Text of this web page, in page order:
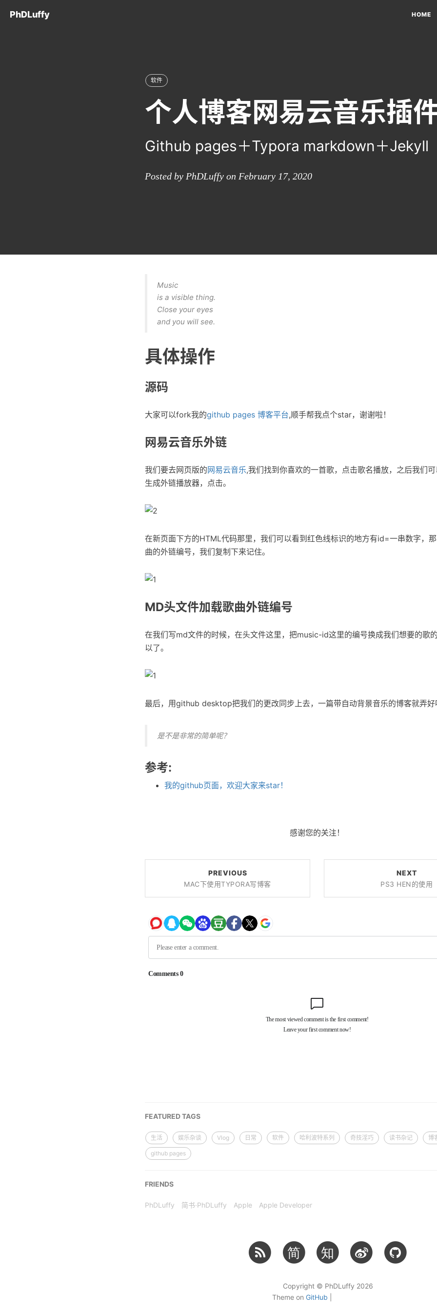
PhDLuffy HOME
软件
个人博客网易云音乐插
Github pages＋Typora markdown＋Jekyll
Posted by PhDLuffy on February 17, 2020
Music
is a visible thing.
Close your eyes
and you will see.
具体操作
源码
大家可以fork我的github pages 博客平台,顺手帮我点个star，谢谢啦！
网易云音乐外链
我们要去网页版的网易云音乐,我们找到你喜欢的一首歌，点击歌名播放，之后我们
生成外链播放器，点击。
在新页面下方的HTML代码那里，我们可以看到红色线标识的地方有id=一串数字，
曲的外链编号，我们复制下来记住。
MD头文件加载歌曲外链编号
在我们写md文件的时候，在头文件这里，把music-id这里的编号换成我们想要的歌
以了。
最后，用github desktop把我们的更改同步上去，一篇带自动背景音乐的博客就弄
是不是非常的简单呢？
参考:
我的github页面，欢迎大家来star！
感谢您的关注！
PREVIOUS
MAC下使用TYPORA写博客
NEXT
PS3 HEN的使用
FEATURED TAGS
生活 娱乐杂谈 Vlog 日常 软件 哈利波特系列 奇技淫巧 读书杂记 博
github pages
FRIENDS
PhDLuffy 简书·PhDLuffy Apple Apple Developer
简 知
Copyright © PhDLuffy 2026
Theme on GitHub